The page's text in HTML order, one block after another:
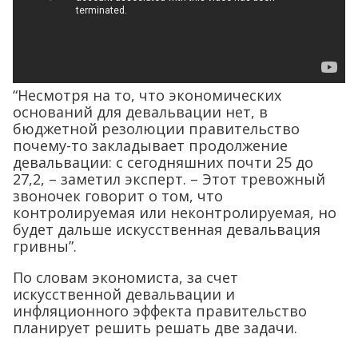
“Несмотря на то, что экономических
оснований для девальвации нет, в
бюджетной резолюции правительство
почему-то закладывает продолжение
девальвации: с сегодняшних почти 25 до
27,2, – заметил эксперт. – Этот тревожный
звоночек говорит о том, что
контролируемая или неконтролируемая, но
будет дальше искусственная девальвация
гривны”.
По словам экономиста, за счет
искусственной девальвации и
инфляционного эффекта правительство
планирует решить решать две задачи.